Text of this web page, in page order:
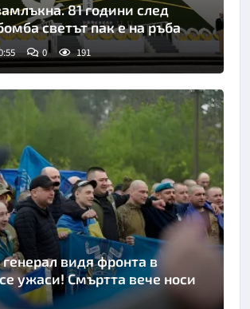
81 години след
светът пак е на ръба
0 191
видя фронта в
ужаси! Смъртта вече носи